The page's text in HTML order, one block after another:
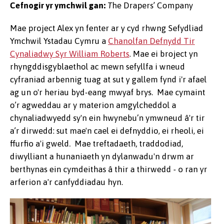
Cefnogir yr ymchwil gan: The Drapers’ Company
Mae project Alex yn fenter ar y cyd rhwng Sefydliad
Ymchwil Ystadau Cymru a Chanolfan Defnydd Tir
Cynaliadwy Syr William Roberts. Mae ei broject yn
rhyngddisgyblaethol ac mewn sefyllfa i wneud
cyfraniad arbennig tuag at sut y gallem fynd i'r afael
ag un o'r heriau byd-eang mwyaf brys. Mae cymaint
o’r agweddau ar y materion amgylcheddol a
chynaliadwyedd sy'n ein hwynebu’n ymwneud â'r tir
a’r dirwedd: sut mae'n cael ei defnyddio, ei rheoli, ei
ffurfio a'i gweld. Mae treftadaeth, traddodiad,
diwylliant a hunaniaeth yn dylanwadu'n drwm ar
berthynas ein cymdeithas â thir a thirwedd - o ran yr
arferion a'r canfyddiadau hyn.